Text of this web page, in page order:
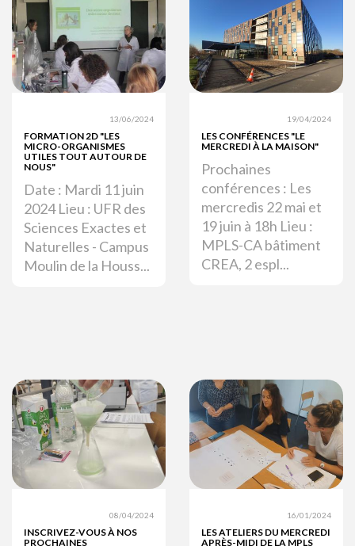
13/06/2024
FORMATION 2D "LES
MICRO-ORGANISMES
UTILES TOUT AUTOUR DE
NOUS"
Date : Mardi 11 juin
2024 Lieu : UFR des
Sciences Exactes et
Naturelles - Campus
Moulin de la Houss...
19/04/2024
LES CONFÉRENCES "LE
MERCREDI À LA MAISON"
Prochaines
conférences : Les
mercredis 22 mai et
19 juin à 18h Lieu :
MPLS-CA bâtiment
CREA, 2 espl...
08/04/2024
INSCRIVEZ-VOUS À NOS
PROCHAINES
16/01/2024
LES ATELIERS DU MERCREDI
APRÈS-MIDI DE LA MPLS